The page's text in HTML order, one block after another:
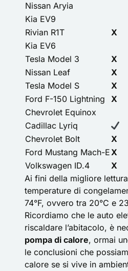
Nissan Aryia
Kia EV9
Rivian R1T
X
Kia EV6
Tesla Model 3
X
Nissan Leaf
X
Tesla Model S
X
Ford F-150 Lightning
X
Chevrolet Equinox
Cadillac Lyriq
Chevrolet Bolt
X
Ford Mustang Mach-EX
Volkswagen ID.4
X
Ai fini della migliore
temperature di
74°F, ovvero tra 20°C e
Ricordiamo che le auto
riscaldare l’abitacolo, è
pompa di calore, ormai
le conclusioni che
calore se si vive in